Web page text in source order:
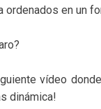
ordenados en un
vídeo
dinámica!